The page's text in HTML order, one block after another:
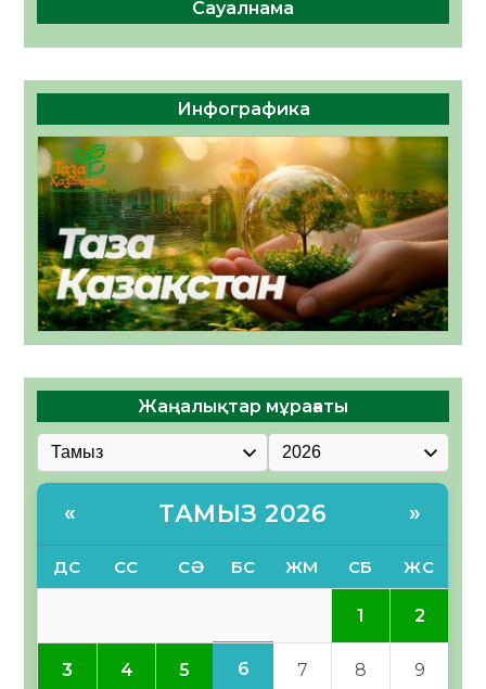
Сауалнама
Инфографика
Жаңалықтар мұрағаты
« ТАМЫЗ 2026 »
ДС СС СӘ БС ЖМ СБ ЖС
1 2
3 4 5 6 7 8 9